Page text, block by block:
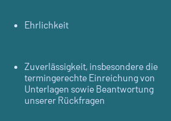
Ehrlichkeit
Zuverlässigkeit, insbesondere die
termingerechte Einreichung von
Unterlagen sowie Beantwortung
unserer Rückfragen